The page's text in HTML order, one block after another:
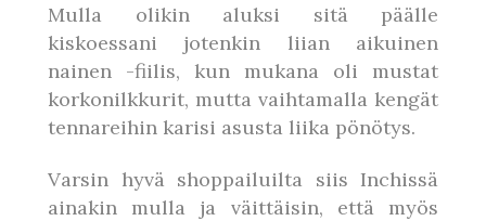
Mulla olikin aluksi sitä päälle
kiskoessani jotenkin liian aikuinen
nainen -fiilis, kun mukana oli mustat
korkonilkkurit, mutta vaihtamalla kengät
tennareihin karisi asusta liika pönötys.
Varsin hyvä shoppailuilta siis Inchissä
ainakin mulla ja väittäisin, että myös